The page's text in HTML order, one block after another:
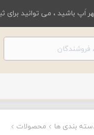
اَپ باشید ، می توانید برای
بندی ها
محصولات